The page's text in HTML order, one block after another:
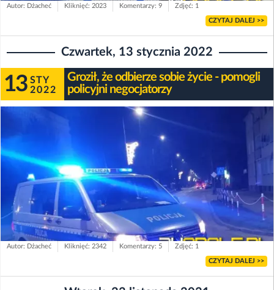
Autor: Dżacheć Kliknięć: 2023 Komentarzy: 9 Zdjęć: 1
CZYTAJ DALEJ >>
Czwartek, 13 stycznia 2022
13 STY
2022
Groził, że odbierze sobie życie - pomogli
policyjni negocjatorzy
Autor: Dżacheć Kliknięć: 2342 Komentarzy: 5 Zdjęć: 1
CZYTAJ DALEJ >>